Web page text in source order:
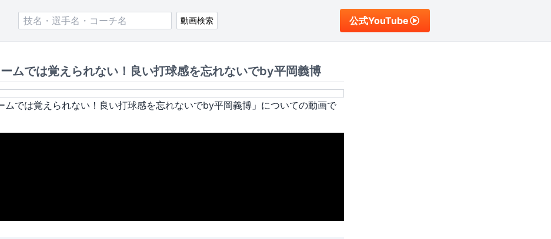
動画検索 公式YouTube
ムでは覚えられない！良い打球感を忘れないでby平岡義博
ムでは覚えられない！良い打球感を忘れないでby平岡義博 」についての動画で